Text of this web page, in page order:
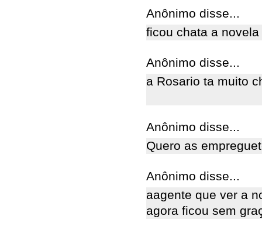
Anônimo disse...
ficou chata a novela
Anônimo disse...
a Rosario ta muito
Anônimo disse...
Quero as
Anônimo disse...
aagente que ver a
agora ficou sem